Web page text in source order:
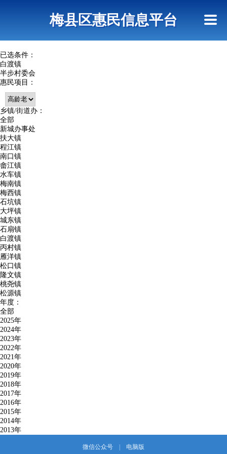
查询指引梅县区惠民信息平台
已选条件：
白渡镇
半步村委会
惠民项目：
乡镇/街道办：
全部
新城办事处
扶大镇
程江镇
南口镇
畲江镇
水车镇
梅南镇
梅西镇
石坑镇
大坪镇
城东镇
石扇镇
白渡镇
丙村镇
雁洋镇
松口镇
隆文镇
桃尧镇
松源镇
年度：
全部
2025年
2024年
2023年
2022年
2021年
2020年
2019年
2018年
2017年
2016年
2015年
2014年
2013年
微信公众号 电脑版